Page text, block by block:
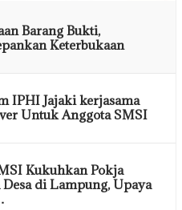
Barang Bukti,
Keterbukaan
IPHI Jajaki kerjasama
Untuk Anggota SMSI
Kukuhkan Pokja
Desa di Lampung, Upaya